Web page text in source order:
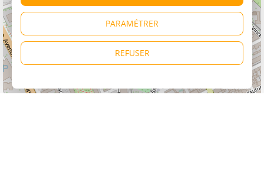
PARAMÉTRER
REFUSER